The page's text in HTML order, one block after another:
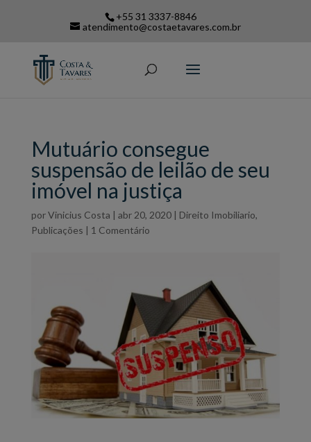
+55 31 3337-8846
atendimento@costaetavares.com.br
Mutuário consegue
suspensão de leilão de seu
imóvel na justiça
porVinicius Costa | abr 20, 2020| Direito Imobiliario,
Publicações | 1 Comentário